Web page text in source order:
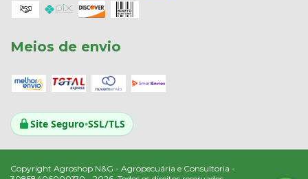
Meios de envio
Site Seguro•SSL/TLS
Copyright Agroshop N&G - Agropecuária e Consultoria -